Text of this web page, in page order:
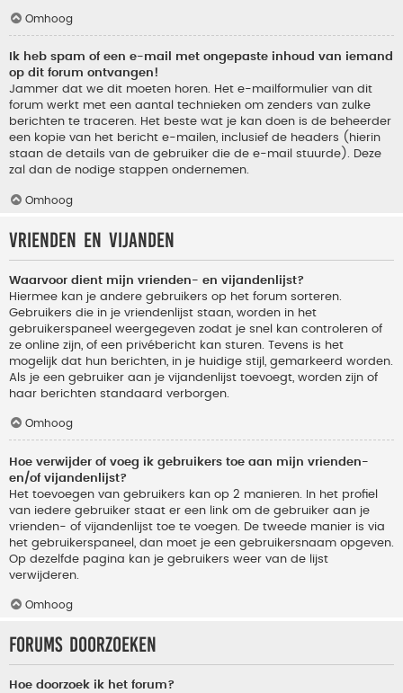
Omhoog
Ik heb spam of een e-mail met ongepaste inhoud van iemand
op dit forum ontvangen!
Jammer dat we dit moeten horen. Het e-mailformulier van dit
forum werkt met een aantal technieken om zenders van zulke
berichten te traceren. Het beste wat je kan doen is de beheerder
een kopie van het bericht e-mailen, inclusief de headers (hierin
staan de details van de gebruiker die de e-mail stuurde). Deze
zal dan de nodige stappen ondernemen.
Omhoog
Vrienden en vijanden
Waarvoor dient mijn vrienden- en vijandenlijst?
Hiermee kan je andere gebruikers op het forum sorteren.
Gebruikers die in je vriendenlijst staan, worden in het
gebruikerspaneel weergegeven zodat je snel kan controleren of
ze online zijn, of een privébericht kan sturen. Tevens is het
mogelijk dat hun berichten, in je huidige stijl, gemarkeerd worden.
Als je een gebruiker aan je vijandenlijst toevoegt, worden zijn of
haar berichten standaard verborgen.
Omhoog
Hoe verwijder of voeg ik gebruikers toe aan mijn vrienden-
en/of vijandenlijst?
Het toevoegen van gebruikers kan op 2 manieren. In het profiel
van iedere gebruiker staat er een link om de gebruiker aan je
vrienden- of vijandenlijst toe te voegen. De tweede manier is via
het gebruikerspaneel, dan moet je een gebruikersnaam opgeven.
Op dezelfde pagina kan je gebruikers weer van de lijst
verwijderen.
Omhoog
Forums doorzoeken
Hoe doorzoek ik het forum?